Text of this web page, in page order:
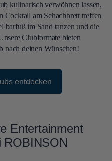
kulinarisch verwöhnen lassen,
Cocktail am Schachbrett treffen
barfuß im Sand tanzen und die
Clubformate bieten
nach deinen Wünschen!
entdecken
Entertainment
ROBINSON